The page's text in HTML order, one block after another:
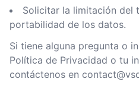
Solicitar la limitación del
portabilidad de los datos.
Si tiene alguna pregunta o
Política de Privacidad o tu
contáctenos en